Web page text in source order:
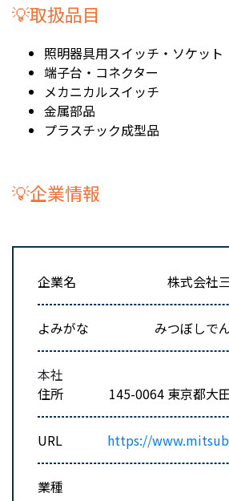
💡取扱品目
照明器具用スイッチ・ソケット
端子台・コネクター
メカニカルスイッチ
金属部品
プラスチック成型品
💡企業情報
企業名 株式会社
よみがな みつぼしで
本社
住所
145-0064 東京都大
URL https://
業種